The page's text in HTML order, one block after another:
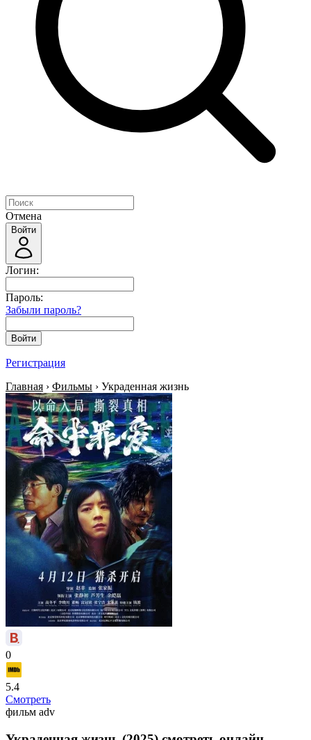
Отмена
Войти
Логин:
Пароль:
Забыли пароль?
Войти
Регистрация
Главная › Фильмы › Украденная жизнь
0
5.4
Смотреть
фильм adv